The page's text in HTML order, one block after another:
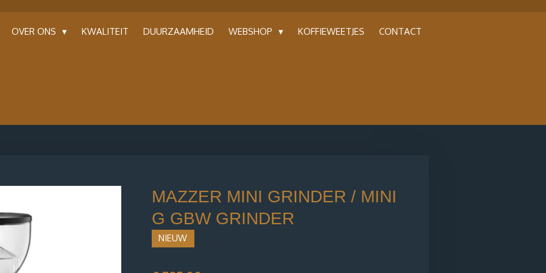
OVER ONS KWALITEIT DUURZAAMHEID WEBSHOP KOFFIEWEETJES CONTACT
MAZZER MINI GRINDER / MINI
G GBW GRINDER
NIEUW